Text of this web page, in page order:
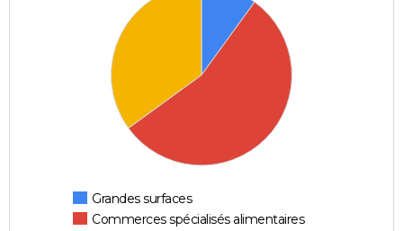
Grandes surfaces
Commerces spécialisés alimentaires